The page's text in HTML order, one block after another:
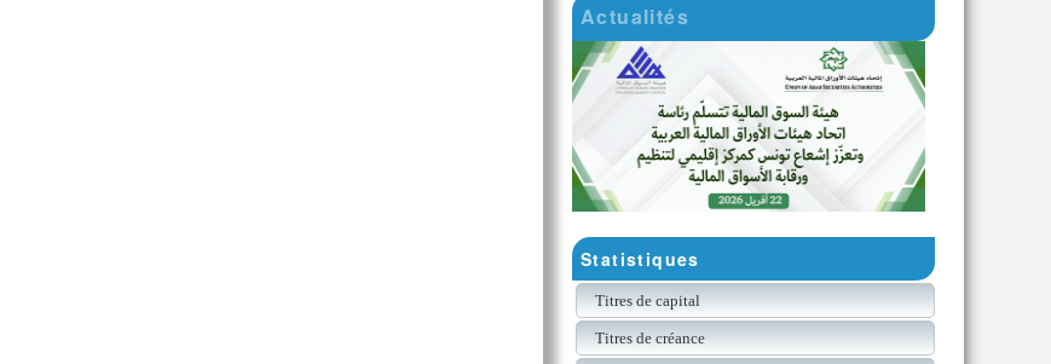
Actualités
Statistiques
Titres de capital
Titres de créance